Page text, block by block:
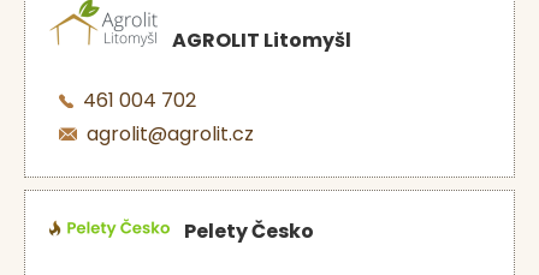
AGROLIT Litomyšl
461 004 702
agrolit@agrolit.cz
Pelety Česko